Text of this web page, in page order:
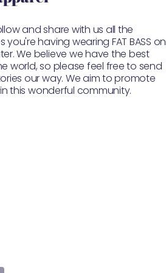
and share with us all the
you're having wearing FAT BASS on
We believe we have the best
world, so please feel free to send
our way. We aim to promote
this wonderful community.